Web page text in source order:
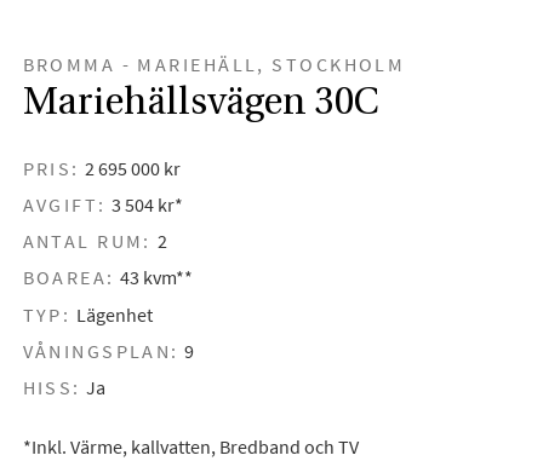
BROMMA - MARIEHÄLL, STOCKHOLM
Mariehällsvägen 30C
PRIS: 2 695 000 kr
AVGIFT: 3 504 kr*
ANTAL RUM: 2
BOAREA: 43 kvm**
TYP: Lägenhet
VÅNINGSPLAN: 9
HISS: Ja
*Inkl. Värme, kallvatten, Bredband och TV